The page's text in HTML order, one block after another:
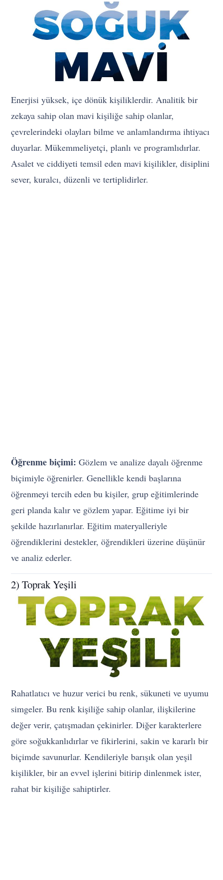
Enerjisi yüksek, içe dönük kişiliklerdir. Analitik bir
zekaya sahip olan mavi kişiliğe sahip olanlar,
çevrelerindeki olayları bilme ve anlamlandırma ihtiyacı
duyarlar. Mükemmeliyetçi, planlı ve programlıdırlar.
Asalet ve ciddiyeti temsil eden mavi kişilikler, disiplini
sever, kuralcı, düzenli ve tertiplidirler.
Öğrenme biçimi: Gözlem ve analize dayalı öğrenme
biçimiyle öğrenirler. Genellikle kendi başlarına
öğrenmeyi tercih eden bu kişiler, grup eğitimlerinde
geri planda kalır ve gözlem yapar. Eğitime iyi bir
şekilde hazırlanırlar. Eğitim materyalleriyle
öğrendiklerini destekler, öğrendikleri üzerine düşünür
ve analiz ederler.
2) Toprak Yeşili
Rahatlatıcı ve huzur verici bu renk, sükuneti ve uyumu
simgeler. Bu renk kişiliğe sahip olanlar, ilişkilerine
değer verir, çatışmadan çekinirler. Diğer karakterlere
göre soğukkanlıdırlar ve fikirlerini, sakin ve kararlı bir
biçimde savunurlar. Kendileriyle barışık olan yeşil
kişilikler, bir an evvel işlerini bitirip dinlenmek ister,
rahat bir kişiliğe sahiptirler.